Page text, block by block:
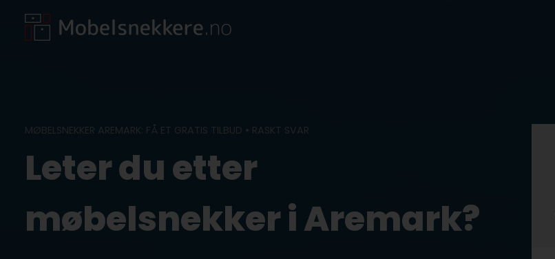
MØBELSNEKKER AREMARK: FÅ ET GRATIS TILBUD • RASKT SVAR
Leter du etter
møbelsnekker i Aremark?